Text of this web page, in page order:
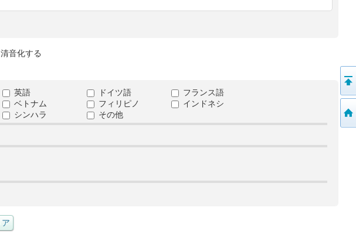
清音化する
英語 ドイツ語
フランス語
ベトナム フィリピノ
インドネシ
シンハラ その他